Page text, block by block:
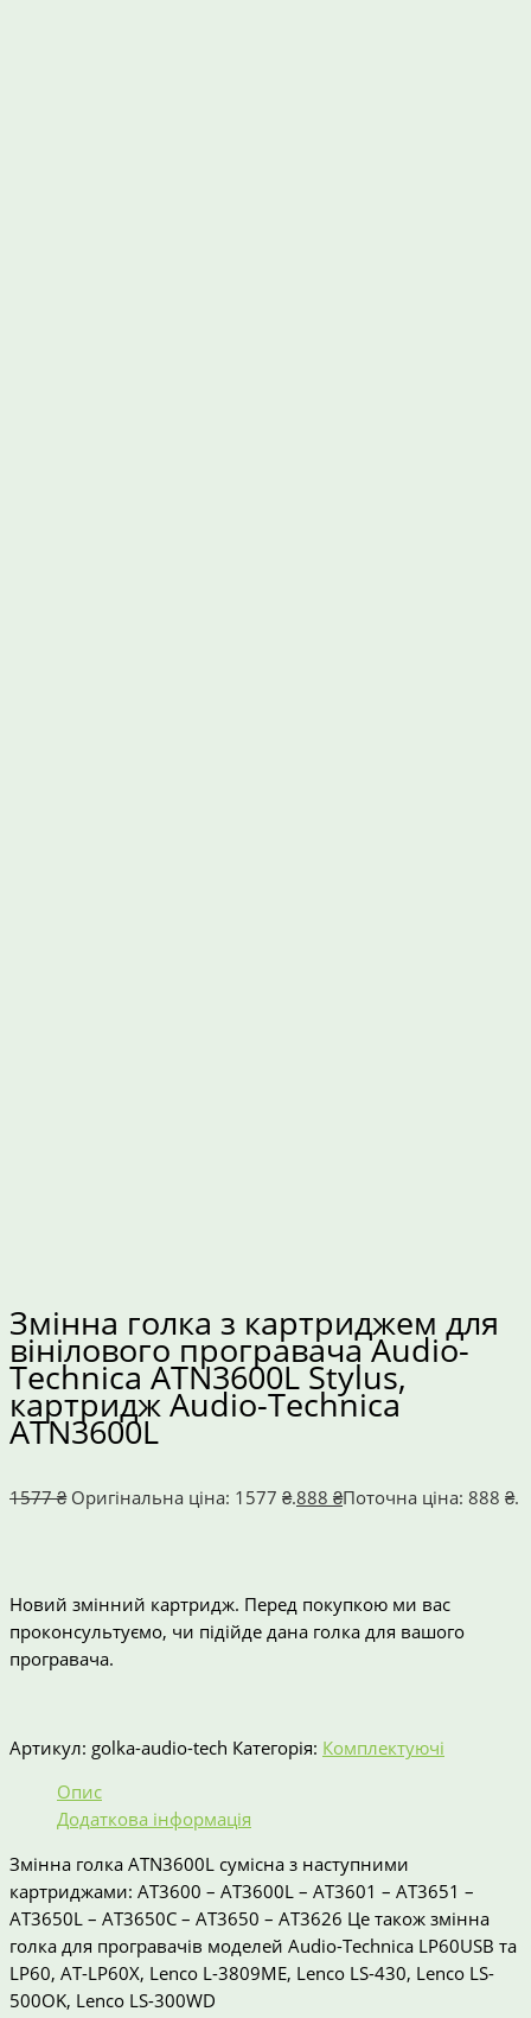
Змінна голка з картриджем для
вінілового програвача Audio-
Technica ATN3600L Stylus,
картридж Audio-Technica
ATN3600L
1577₴ Оригінальна ціна: 1577 ₴.888 ₴Поточна ціна: 888 ₴.
Новий змінний картридж. Перед покупкою ми вас
проконсультуємо, чи підійде дана голка для вашого
програвача.
Артикул: golka-audio-tech Категорія: Комплектуючі
Опис
Додаткова інформація
Змінна голка ATN3600L сумісна з наступними
картриджами: AT3600 – AT3600L – AT3601 – AT3651 –
AT3650L – AT3650C – AT3650 – AT3626 Це також змінна
голка для програвачів моделей Audio-Technica LP60USB та
LP60, AT-LP60X, Lenco L-3809ME, Lenco LS-430, Lenco LS-
500OK, Lenco LS-300WD